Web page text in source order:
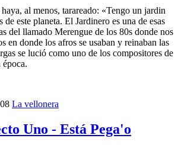
al menos, tarareado: «Tengo un jardin
de este planeta. El Jardinero es una de esas
del llamado Merengue de los 80s donde nos
en donde los afros se usaban y reinaban las
se lució como uno de los compositores de
época.
La vellonera
Uno - Está Pega'o